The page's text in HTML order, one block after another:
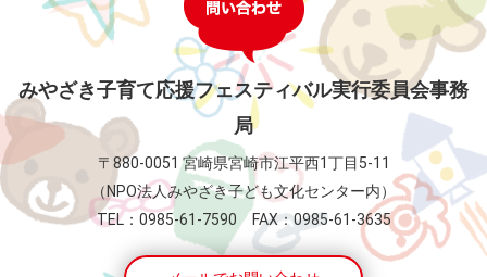
みやざき子育て応援フェスティバル実行委員会事務
局
〒880-0051 宮崎県宮崎市江平西1丁目5-11
（NPO法人みやざき子ども文化センター内）
TEL：0985-61-7590 FAX：0985-61-3635